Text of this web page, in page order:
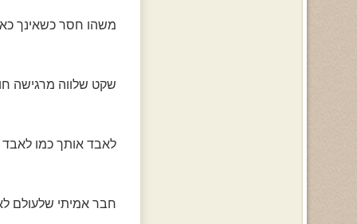
משהו חסר כשאינך
שקט שלווה מרגישה
לאבד אותך כמו
חבר אמיתי שלעולם